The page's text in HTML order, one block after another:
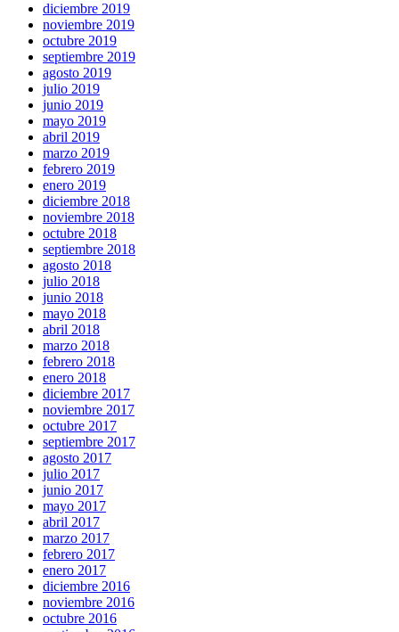
diciembre 2019
noviembre 2019
octubre 2019
septiembre 2019
agosto 2019
julio 2019
junio 2019
mayo 2019
abril 2019
marzo 2019
febrero 2019
enero 2019
diciembre 2018
noviembre 2018
octubre 2018
septiembre 2018
agosto 2018
julio 2018
junio 2018
mayo 2018
abril 2018
marzo 2018
febrero 2018
enero 2018
diciembre 2017
noviembre 2017
octubre 2017
septiembre 2017
agosto 2017
julio 2017
junio 2017
mayo 2017
abril 2017
marzo 2017
febrero 2017
enero 2017
diciembre 2016
noviembre 2016
octubre 2016